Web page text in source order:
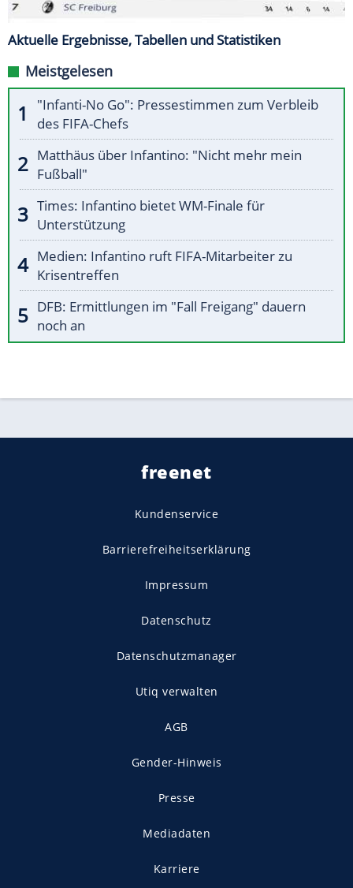
Aktuelle Ergebnisse, Tabellen und Statistiken
Meistgelesen
"Infanti-No Go": Pressestimmen zum Verbleib
des FIFA-Chefs
Matthäus über Infantino: "Nicht mehr mein
Fußball"
Times: Infantino bietet WM-Finale für
Unterstützung
Medien: Infantino ruft FIFA-Mitarbeiter zu
Krisentreffen
DFB: Ermittlungen im "Fall Freigang" dauern
noch an
freenet
Kundenservice
Barrierefreiheitserklärung
Impressum
Datenschutz
Datenschutzmanager
Utiq verwalten
AGB
Gender-Hinweis
Presse
Mediadaten
Karriere